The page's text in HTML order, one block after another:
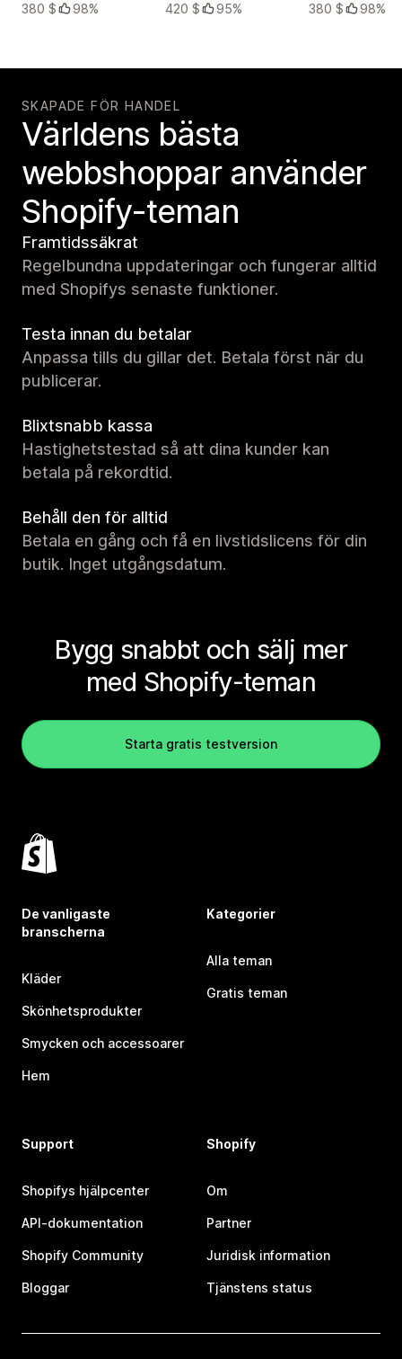
380 $
98%
420 $
95%
380 $
98%
SKAPADE FÖR HANDEL
Världens bästa
webbshoppar använder
Shopify-teman
Framtidssäkrat
Regelbundna uppdateringar och fungerar alltid
med Shopifys senaste funktioner.
Testa innan du betalar
Anpassa tills du gillar det. Betala först när du
publicerar.
Blixtsnabb kassa
Hastighetstestad så att dina kunder kan
betala på rekordtid.
Behåll den för alltid
Betala en gång och få en livstidslicens för din
butik. Inget utgångsdatum.
Bygg snabbt och sälj mer
med Shopify-teman
Starta gratis testversion
De vanligaste
branscherna
Kläder
Skönhetsprodukter
Smycken och accessoarer
Hem
Kategorier
Alla teman
Gratis teman
Support
Shopifys hjälpcenter
API-dokumentation
Shopify Community
Bloggar
Shopify
Om
Partner
Juridisk information
Tjänstens status